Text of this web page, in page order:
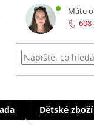
Dětské zboží
Máte
608